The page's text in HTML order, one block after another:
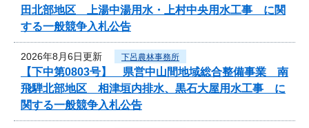
田北部地区 上湯中湯用水・上村中央用水工事 に関
する一般競争入札公告
2026年8月6日更新 下呂農林事務所
【下中第0803号】 県営中山間地域総合整備事業 南
飛騨北部地区 相津垣内排水、黒石大屋用水工事 に
関する一般競争入札公告